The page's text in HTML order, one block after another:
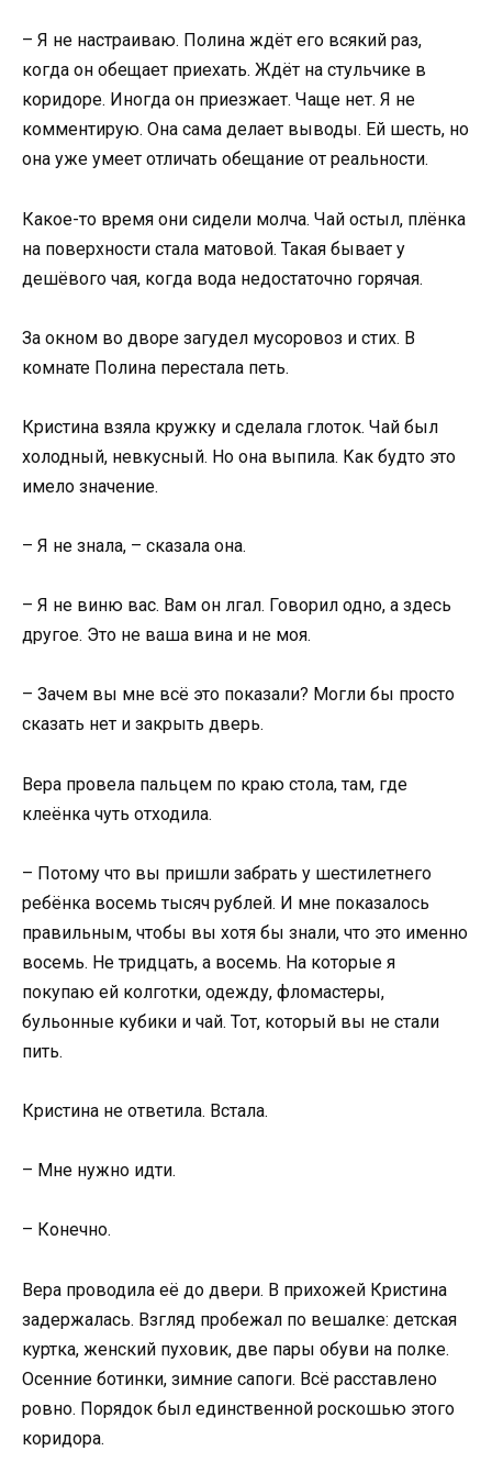
– Я не настраиваю. Полина ждёт его всякий раз,
когда он обещает приехать. Ждёт на стульчике в
коридоре. Иногда он приезжает. Чаще нет. Я не
комментирую. Она сама делает выводы. Ей шесть, но
она уже умеет отличать обещание от реальности.
Какое-то время они сидели молча. Чай остыл, плёнка
на поверхности стала матовой. Такая бывает у
дешёвого чая, когда вода недостаточно горячая.
За окном во дворе загудел мусоровоз и стих. В
комнате Полина перестала петь.
Кристина взяла кружку и сделала глоток. Чай был
холодный, невкусный. Но она выпила. Как будто это
имело значение.
– Я не знала, – сказала она.
– Я не виню вас. Вам он лгал. Говорил одно, а здесь
другое. Это не ваша вина и не моя.
– Зачем вы мне всё это показали? Могли бы просто
сказать нет и закрыть дверь.
Вера провела пальцем по краю стола, там, где
клеёнка чуть отходила.
– Потому что вы пришли забрать у шестилетнего
ребёнка восемь тысяч рублей. И мне показалось
правильным, чтобы вы хотя бы знали, что это именно
восемь. Не тридцать, а восемь. На которые я
покупаю ей колготки, одежду, фломастеры,
бульонные кубики и чай. Тот, который вы не стали
пить.
Кристина не ответила. Встала.
– Мне нужно идти.
– Конечно.
Вера проводила её до двери. В прихожей Кристина
задержалась. Взгляд пробежал по вешалке: детская
куртка, женский пуховик, две пары обуви на полке.
Осенние ботинки, зимние сапоги. Всё расставлено
ровно. Порядок был единственной роскошью этого
коридора.